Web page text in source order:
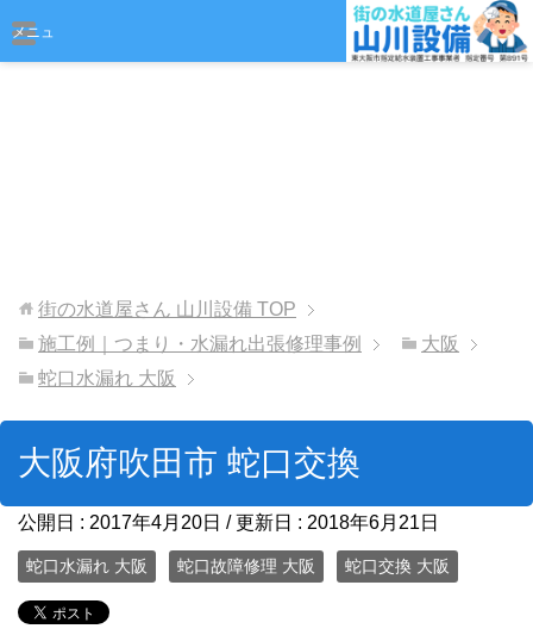
メニュ
街の水道屋さん 山川設備 TOP
施工例｜つまり・水漏れ出張修理事例
大阪
蛇口水漏れ 大阪
大阪府吹田市 蛇口交換
公開日 : 2017年4月20日 / 更新日 : 2018年6月21日
蛇口水漏れ 大阪 蛇口故障修理 大阪 蛇口交換 大阪